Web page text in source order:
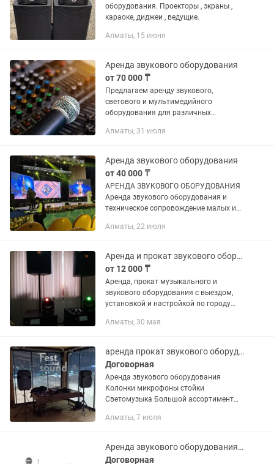
оборудования. Проекторы , экраны ,
караоке, диджеи , ведущие.
Алматы, 15 июня
Аренда звукового оборудования
от 70 000 ₸
Предлагаем аренду звукового,
светового и мультимедийного
оборудования для различных
корпоративные мероприятия,
т.д. Наши специалисты...
Алматы, 31 июля
Аренда звукового оборудования
от 40 000 ₸
АРЕНДА ЗВУКОВОГО ОБОРУДОВАНИЯ
Аренда звукового оборудования и
техническое сопровождение малых и
на высшем уровне. Оснащение ночных
Алматы, 22 июля
Аренда и прокат звукового оборудования до 4 -5 кВт
от 12 000 ₸
Аренда, прокат музыкального и
звукового оборудования с выездом,
установкой и настройкой по городу
Вт до 4 - 5 кВт, микрофоны, микшерные
Алматы, 30 мая
аренда прокат звукового оборудования, колонки, микрофоны, светомузыка
Договорная
Аренда звукового оборудования
Колонки микрофоны стойки
Светомузыка Большой ассортимент
8...
Алматы, 7 июля
Аренда звукового оборудованиян,колонки, микрофоны.
Договорная